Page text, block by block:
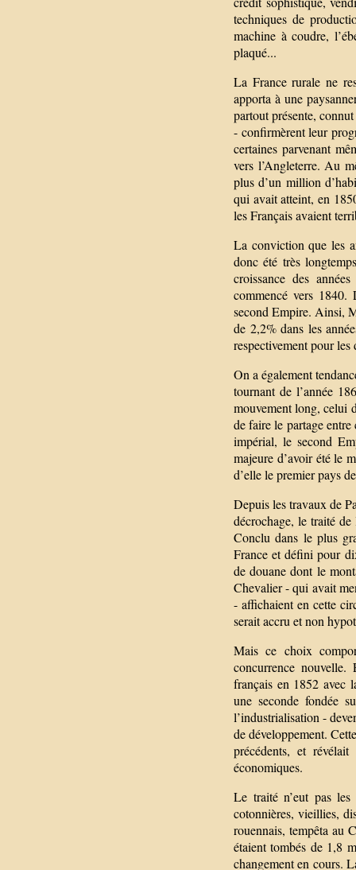
techniques de
machine à coudre,
plaqué...
La France rurale ne
apporta à une
partout présente,
- confirmèrent leur
certaines parvenant
vers l’Angleterre. Au
plus d’un million
qui avait atteint, en
les Français avaient
La conviction que les
donc été très
croissance des
commencé vers
second Empire. Ainsi,
de 2,2% dans les
respectivement pour
On a également
tournant de l’année
mouvement long, celui
de faire le partage
impérial, le second
majeure d’avoir été le
d’elle le premier pays
Depuis les travaux de
décrochage, le traité
Conclu dans le plus
France et défini pour
de douane dont le
Chevalier - qui avait
- affichaient en cette
serait accru et non
Mais ce choix
concurrence nouvelle.
français en 1852 avec
une seconde fondée
l’industrialisation -
de développement.
précédents, et
économiques.
Le traité n’eut pas les
cotonnières, vieillies,
rouennais, tempêta au
étaient tombés de 1,8
changement en cours.